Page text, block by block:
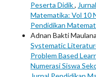
Peserta Didik,
Matematika: Vol 10
Pendidikan
Adnan Bakti
Systematic
Problem Based
Numerasi Siswa